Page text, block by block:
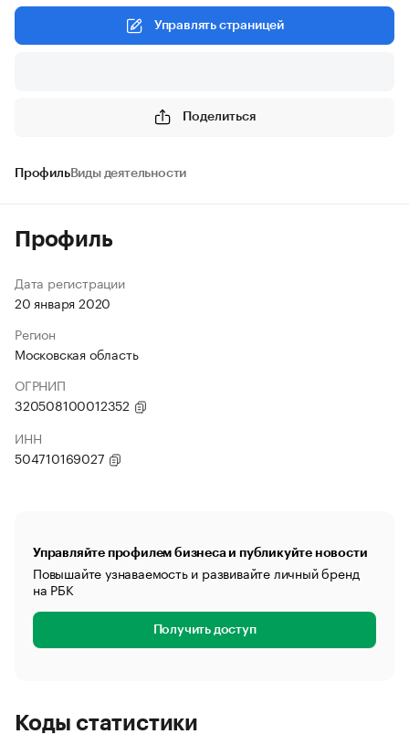
Управлять страницей
Поделиться
ПрофильВиды деятельности
Профиль
Дата регистрации
20 января 2020
Регион
Московская область
ОГРНИП
320508100012352
ИНН
504710169027
Управляйте профилем бизнеса и публикуйте новости
Повышайте узнаваемость и развивайте личный бренд
на РБК
Получить доступ
Коды статистики